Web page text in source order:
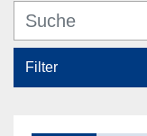
Filter